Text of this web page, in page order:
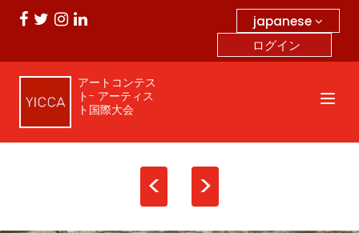
japanese
ログイン
アートコンテス
ト- アーティス
ト国際大会
< >